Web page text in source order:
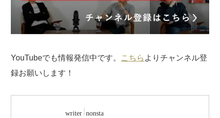
YouTubeでも情報発信中です。 こちら よりチャンネル登
録お願いします！
writer nonsta